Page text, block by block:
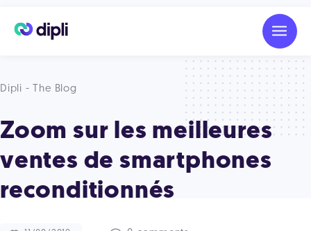
Dipli - The Blog
Zoom sur les meilleures
ventes de smartphones
reconditionnés